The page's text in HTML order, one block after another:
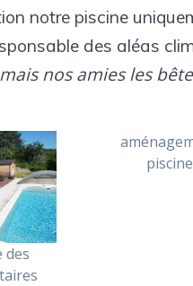
notre piscine
des aléas
nos amies les
des
piscine